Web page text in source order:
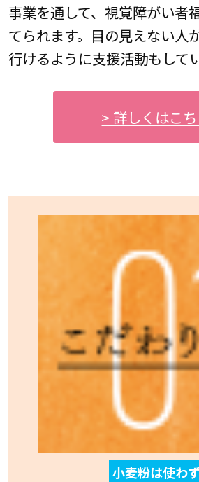
事業を通して、視覚障がい者
てられます。目の見えない人
行けるように支援活動もして
> 詳しくはこ
小麦粉は使わず